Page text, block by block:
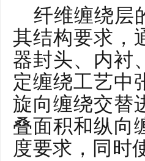
纤维缠绕层
其结构要求，
器封头、内衬
定缠绕工艺中
旋向缠绕交替
叠面积和纵向
度要求，同时